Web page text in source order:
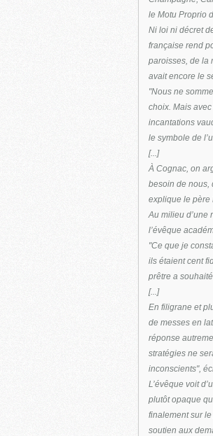
le Motu Proprio
Ni loi ni décret
française rend
paroisses, de la
avait encore le
"Nous ne
choix. Mais
incantations
le symbole de
[...]
À Cognac, on
besoin de nous,
explique le père
Au milieu d’une
l’évêque
"Ce que je
ils étaient cent
prêtre a
[...]
En filigrane et
de messes en
réponse
stratégies ne
inconscients",
L’évêque voit
plutôt opaque
finalement sur
soutien aux